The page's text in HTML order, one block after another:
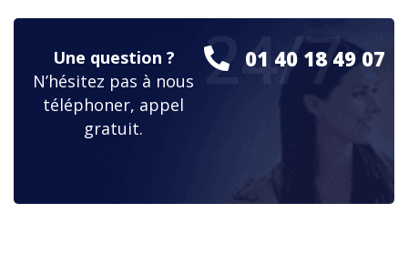
Une question ?
N’hésitez pas à nous
téléphoner, appel
gratuit.
01 40 18 49 07
24/7